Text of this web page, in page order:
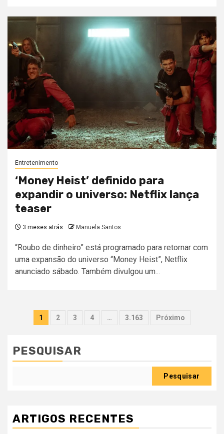
Entretenimento
‘Money Heist’ definido para
expandir o universo: Netflix lança
teaser
3 meses atrás Manuela Santos
“Roubo de dinheiro” está programado para retornar com
uma expansão do universo “Money Heist”, Netflix
anunciado sábado. Também divulgou um...
Paginação
conteúdos
1 2 3 4 … 3.163 Próximo
PESQUISAR
Pesquisar
ARTIGOS RECENTES